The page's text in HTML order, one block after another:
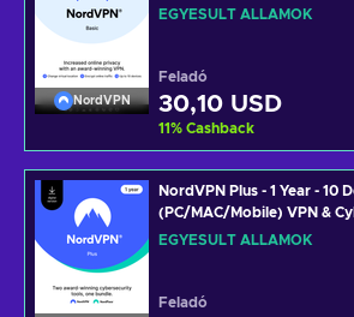
NordVPN
Software Subscription Key
EGYESÜLT ÁLLAMOK
Feladó
30,10 USD
11% Cashback
NordVPN Plus - 1 Year - 10
(PC/MAC/Mobile) VPN &
Software Subscription Key
EGYESÜLT ÁLLAMOK
Feladó